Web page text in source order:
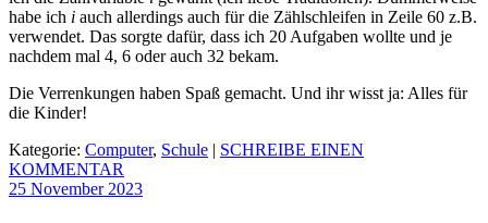
habe ich i auch allerdings auch für die Zählschleifen in Zeile 60 z.B.
verwendet. Das sorgte dafür, dass ich 20 Aufgaben wollte und je
nachdem mal 4, 6 oder auch 32 bekam.
Die Verrenkungen haben Spaß gemacht. Und ihr wisst ja: Alles für
die Kinder!
Kategorie: Computer, Schule | SCHREIBE EINEN
KOMMENTAR
25 November 2023